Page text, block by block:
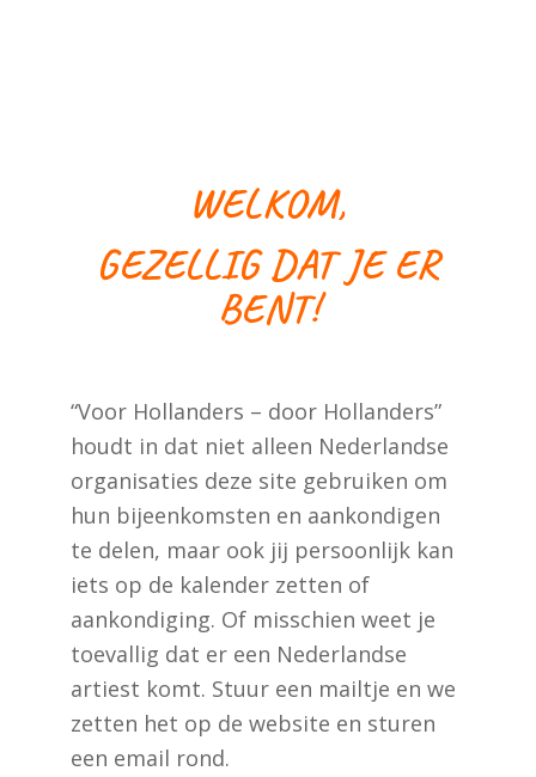
WELKOM,
GEZELLIG DAT JE ER
BENT!
“Voor Hollanders – door Hollanders”
houdt in dat niet alleen Nederlandse
organisaties deze site gebruiken om
hun bijeenkomsten en aankondigen
te delen, maar ook jij persoonlijk kan
iets op de kalender zetten of
aankondiging. Of misschien weet je
toevallig dat er een Nederlandse
artiest komt. Stuur een mailtje en we
zetten het op de website en sturen
een email rond.